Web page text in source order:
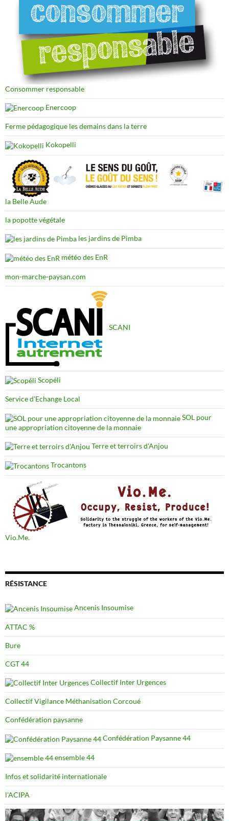
Consommer responsable
Enercoop
Ferme pédagogique les demains dans la terre
Kokopelli
la Belle Aude
la popotte végétale
les jardins de Pimba
météo des EnR
mon-marche-paysan.com
SCANI
Scopéli
Service d'Echange Local
SOL pour
une appropriation citoyenne de la monnaie
Terre et terroirs d'Anjou
Trocantons
Vio.Me.
RÉSISTANCE
Ancenis Insoumise
ATTAC %
Bure
CGT 44
Collectif Inter Urgences
Collectif Vigilance Méthanisation Corcoué
Confédération paysanne
Confédération Paysanne 44
ensemble 44
Infos et solidarité internationale
l'ACIPA